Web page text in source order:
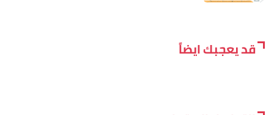
قد يعجبك ايضاً